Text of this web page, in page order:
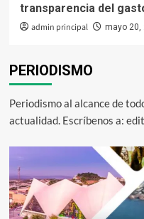
transparencia del
admin principal mayo 20,
PERIODISMO
Periodismo al alcance de
actualidad. Escríbenos a: